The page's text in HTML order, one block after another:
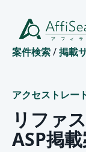
案件検索/掲載
アクセストレー
リファ
ASP掲